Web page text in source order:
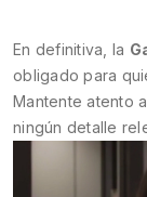
En definitiva, la
obligado para
Mantente atento
ningún detalle